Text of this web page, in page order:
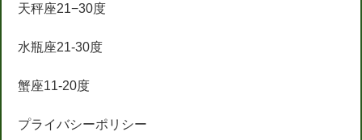
天秤座21−30度
水瓶座21-30度
蟹座11-20度
プライバシーポリシー